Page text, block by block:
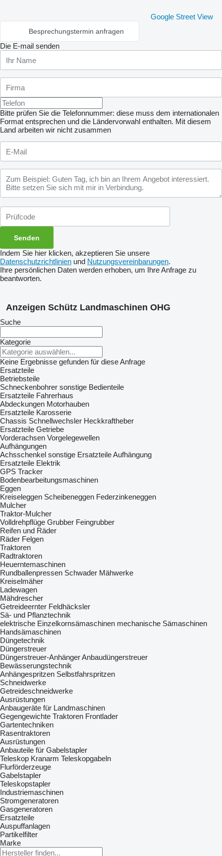
Google Street View
Besprechungstermin anfragen
Die E-mail senden
Bitte prüfen Sie die Telefonnummer: diese muss dem internationalen
Format entsprechen und die Ländervorwahl enthalten. Mit diesem
Land arbeiten wir nicht zusammen
Indem Sie hier klicken, akzeptieren Sie unsere
Datenschutzrichtlinien und Nutzungsvereinbarungen.
Ihre persönlichen Daten werden erhoben, um Ihre Anfrage zu
beantworten.
Anzeigen Schütz Landmaschinen OHG
Suche
Kategorie
Keine Ergebnisse gefunden für diese Anfrage
Ersatzteile
Betriebsteile
Schneckenbohrer sonstige Bedienteile
Ersatzteile Fahrerhaus
Abdeckungen Motorhauben
Ersatzteile Karosserie
Chassis Schnellwechsler Heckkraftheber
Ersatzteile Getriebe
Vorderachsen Vorgelegewellen
Aufhängungen
Achsschenkel sonstige Ersatzteile Aufhängung
Ersatzteile Elektrik
GPS Tracker
Bodenbearbeitungsmaschinen
Eggen
Kreiseleggen Scheibeneggen Federzinkeneggen
Mulcher
Traktor-Mulcher
Volldrehpflüge Grubber Feingrubber
Reifen und Räder
Räder Felgen
Traktoren
Radtraktoren
Heuerntemaschinen
Rundballenpressen Schwader Mähwerke
Kreiselmäher
Ladewagen
Mähdrescher
Getreideernter Feldhäcksler
Sä- und Pflanztechnik
elektrische Einzelkornsämaschinen mechanische Sämaschinen
Handsämaschinen
Düngetechnik
Düngerstreuer
Düngerstreuer-AnhängerAnbaudüngerstreuer
Bewässerungstechnik
Anhängespritzen Selbstfahrspritzen
Schneidwerke
Getreideschneidwerke
Ausrüstungen
Anbaugeräte für Landmaschinen
Gegengewichte Traktoren Frontlader
Gartentechniken
Rasentraktoren
Ausrüstungen
Anbauteile für Gabelstapler
Teleskop Kranarm Teleskopgabeln
Flurförderzeuge
Gabelstapler
Teleskopstapler
Industriemaschinen
Stromgeneratoren
Gasgeneratoren
Ersatzteile
Auspuffanlagen
Partikelfilter
Marke